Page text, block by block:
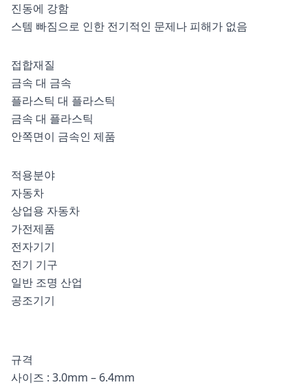
진동에 강함
스템 빠짐으로 인한 전기적인 문제나 피해가 없음
접합재질
금속 대 금속
플라스틱 대 플라스틱
금속 대 플라스틱
안쪽면이 금속인 제품
적용분야
자동차
상업용 자동차
가전제품
전자기기
전기 기구
일반 조명 산업
공조기기
규격
사이즈 : 3.0mm – 6.4mm